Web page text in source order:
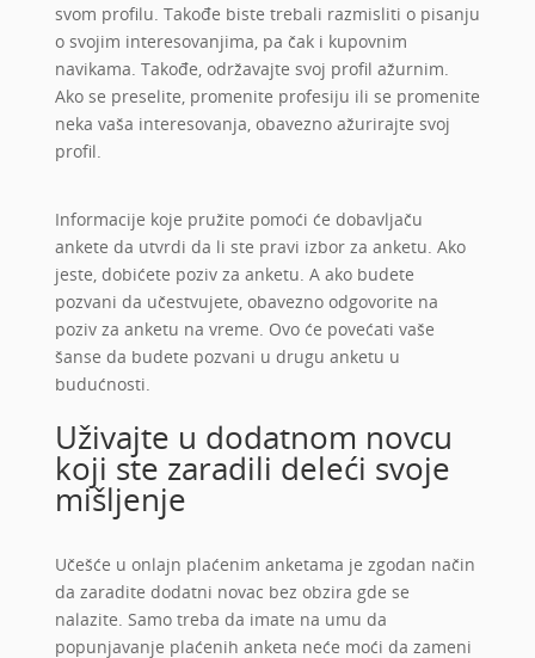
svom profilu. Takođe biste trebali razmisliti o pisanju
o svojim interesovanjima, pa čak i kupovnim
navikama. Takođe, održavajte svoj profil ažurnim.
Ako se preselite, promenite profesiju ili se promenite
neka vaša interesovanja, obavezno ažurirajte svoj
profil.
Informacije koje pružite pomoći će dobavljaču
ankete da utvrdi da li ste pravi izbor za anketu. Ako
jeste, dobićete poziv za anketu. A ako budete
pozvani da učestvujete, obavezno odgovorite na
poziv za anketu na vreme. Ovo će povećati vaše
šanse da budete pozvani u drugu anketu u
budućnosti.
Uživajte u dodatnom novcu
koji ste zaradili deleći svoje
mišljenje
Učešće u onlajn plaćenim anketama je zgodan način
da zaradite dodatni novac bez obzira gde se
nalazite. Samo treba da imate na umu da
popunjavanje plaćenih anketa neće moći da zameni